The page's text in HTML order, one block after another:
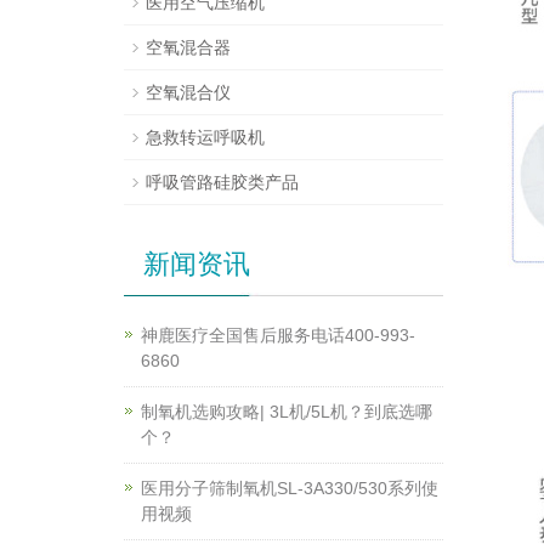
空氧混合器
空氧混合仪
急救转运呼吸机
呼吸管路硅胶类产品
新闻资讯
神鹿医疗全国售后服务电话400-993-
6860
制氧机选购攻略| 3L机/5L机？到底选哪
个？
医用分子筛制氧机SL-3A330/530系列使
用视频